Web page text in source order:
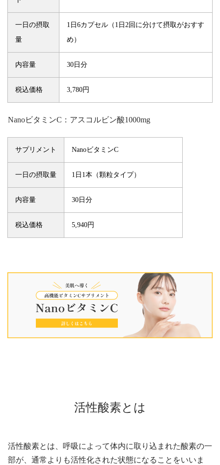
一日の摂取
量
1日6カプセル（1日2回に分けて摂取がおすす
め）
内容量 30日分
税込価格 3,780円
NanoビタミンC：アスコルビン酸1000mg
サプリメント NanoビタミンC
一日の摂取量 1日1本（顆粒タイプ）
内容量 30日分
税込価格 5,940円
活性酸素とは
活性酸素とは、呼吸によって体内に取り込まれた酸素の一
部が、通常よりも活性化された状態になることをいいま